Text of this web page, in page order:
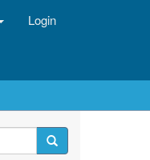
Login